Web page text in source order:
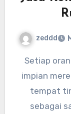
zeddd
Setiap orang pasti ingin mewujudkan rumah
impian
tempat
sebagai